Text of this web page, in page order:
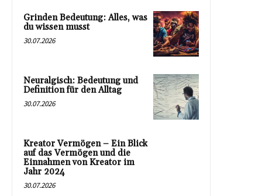
Grinden Bedeutung: Alles, was
du wissen musst
30.07.2026
Neuralgisch: Bedeutung und
Definition für den Alltag
30.07.2026
Kreator Vermögen – Ein Blick
auf das Vermögen und die
Einnahmen von Kreator im
Jahr 2024
30.07.2026